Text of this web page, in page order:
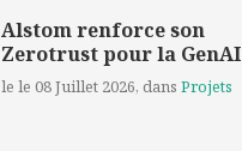
Alstom renforce son
Zerotrust pour la GenAI
le le 08 Juillet 2026, dans Projets